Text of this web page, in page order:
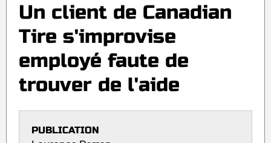
Un client de Canadian
Tire s'improvise
employé faute de
trouver de l'aide
PUBLICATION